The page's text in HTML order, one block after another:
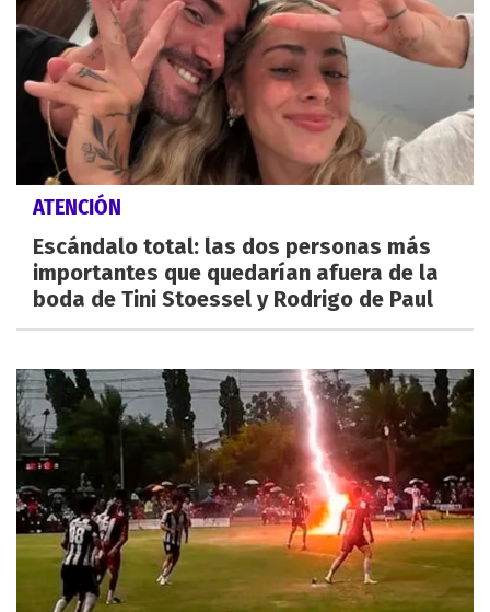
ATENCIÓN
Escándalo total: las dos personas más
importantes que quedarían afuera de la
boda de Tini Stoessel y Rodrigo de Paul